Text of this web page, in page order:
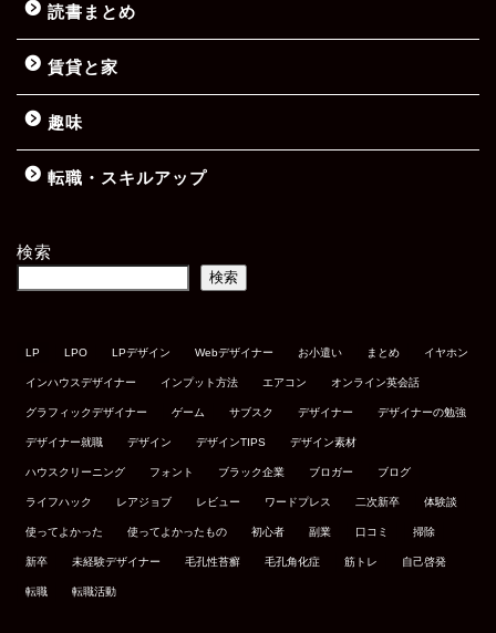
読書まとめ
賃貸と家
趣味
転職・スキルアップ
検索
検索
LP LPO LPデザイン Webデザイナー お小遣い まとめ イヤホン
インハウスデザイナー インプット方法 エアコン オンライン英会話
グラフィックデザイナー ゲーム サブスク デザイナー デザイナーの勉強
デザイナー就職 デザイン デザインTIPS デザイン素材
ハウスクリーニング フォント ブラック企業 ブロガー ブログ
ライフハック レアジョブ レビュー ワードプレス 二次新卒 体験談
使ってよかった 使ってよかったもの 初心者 副業 口コミ 掃除
新卒 未経験デザイナー 毛孔性苔癬 毛孔角化症 筋トレ 自己啓発
転職 転職活動